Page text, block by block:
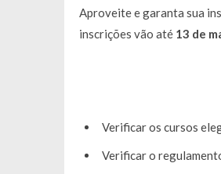
Aproveite e garanta sua
inscrições vão até 13 de
Verificar os cursos
Verificar o